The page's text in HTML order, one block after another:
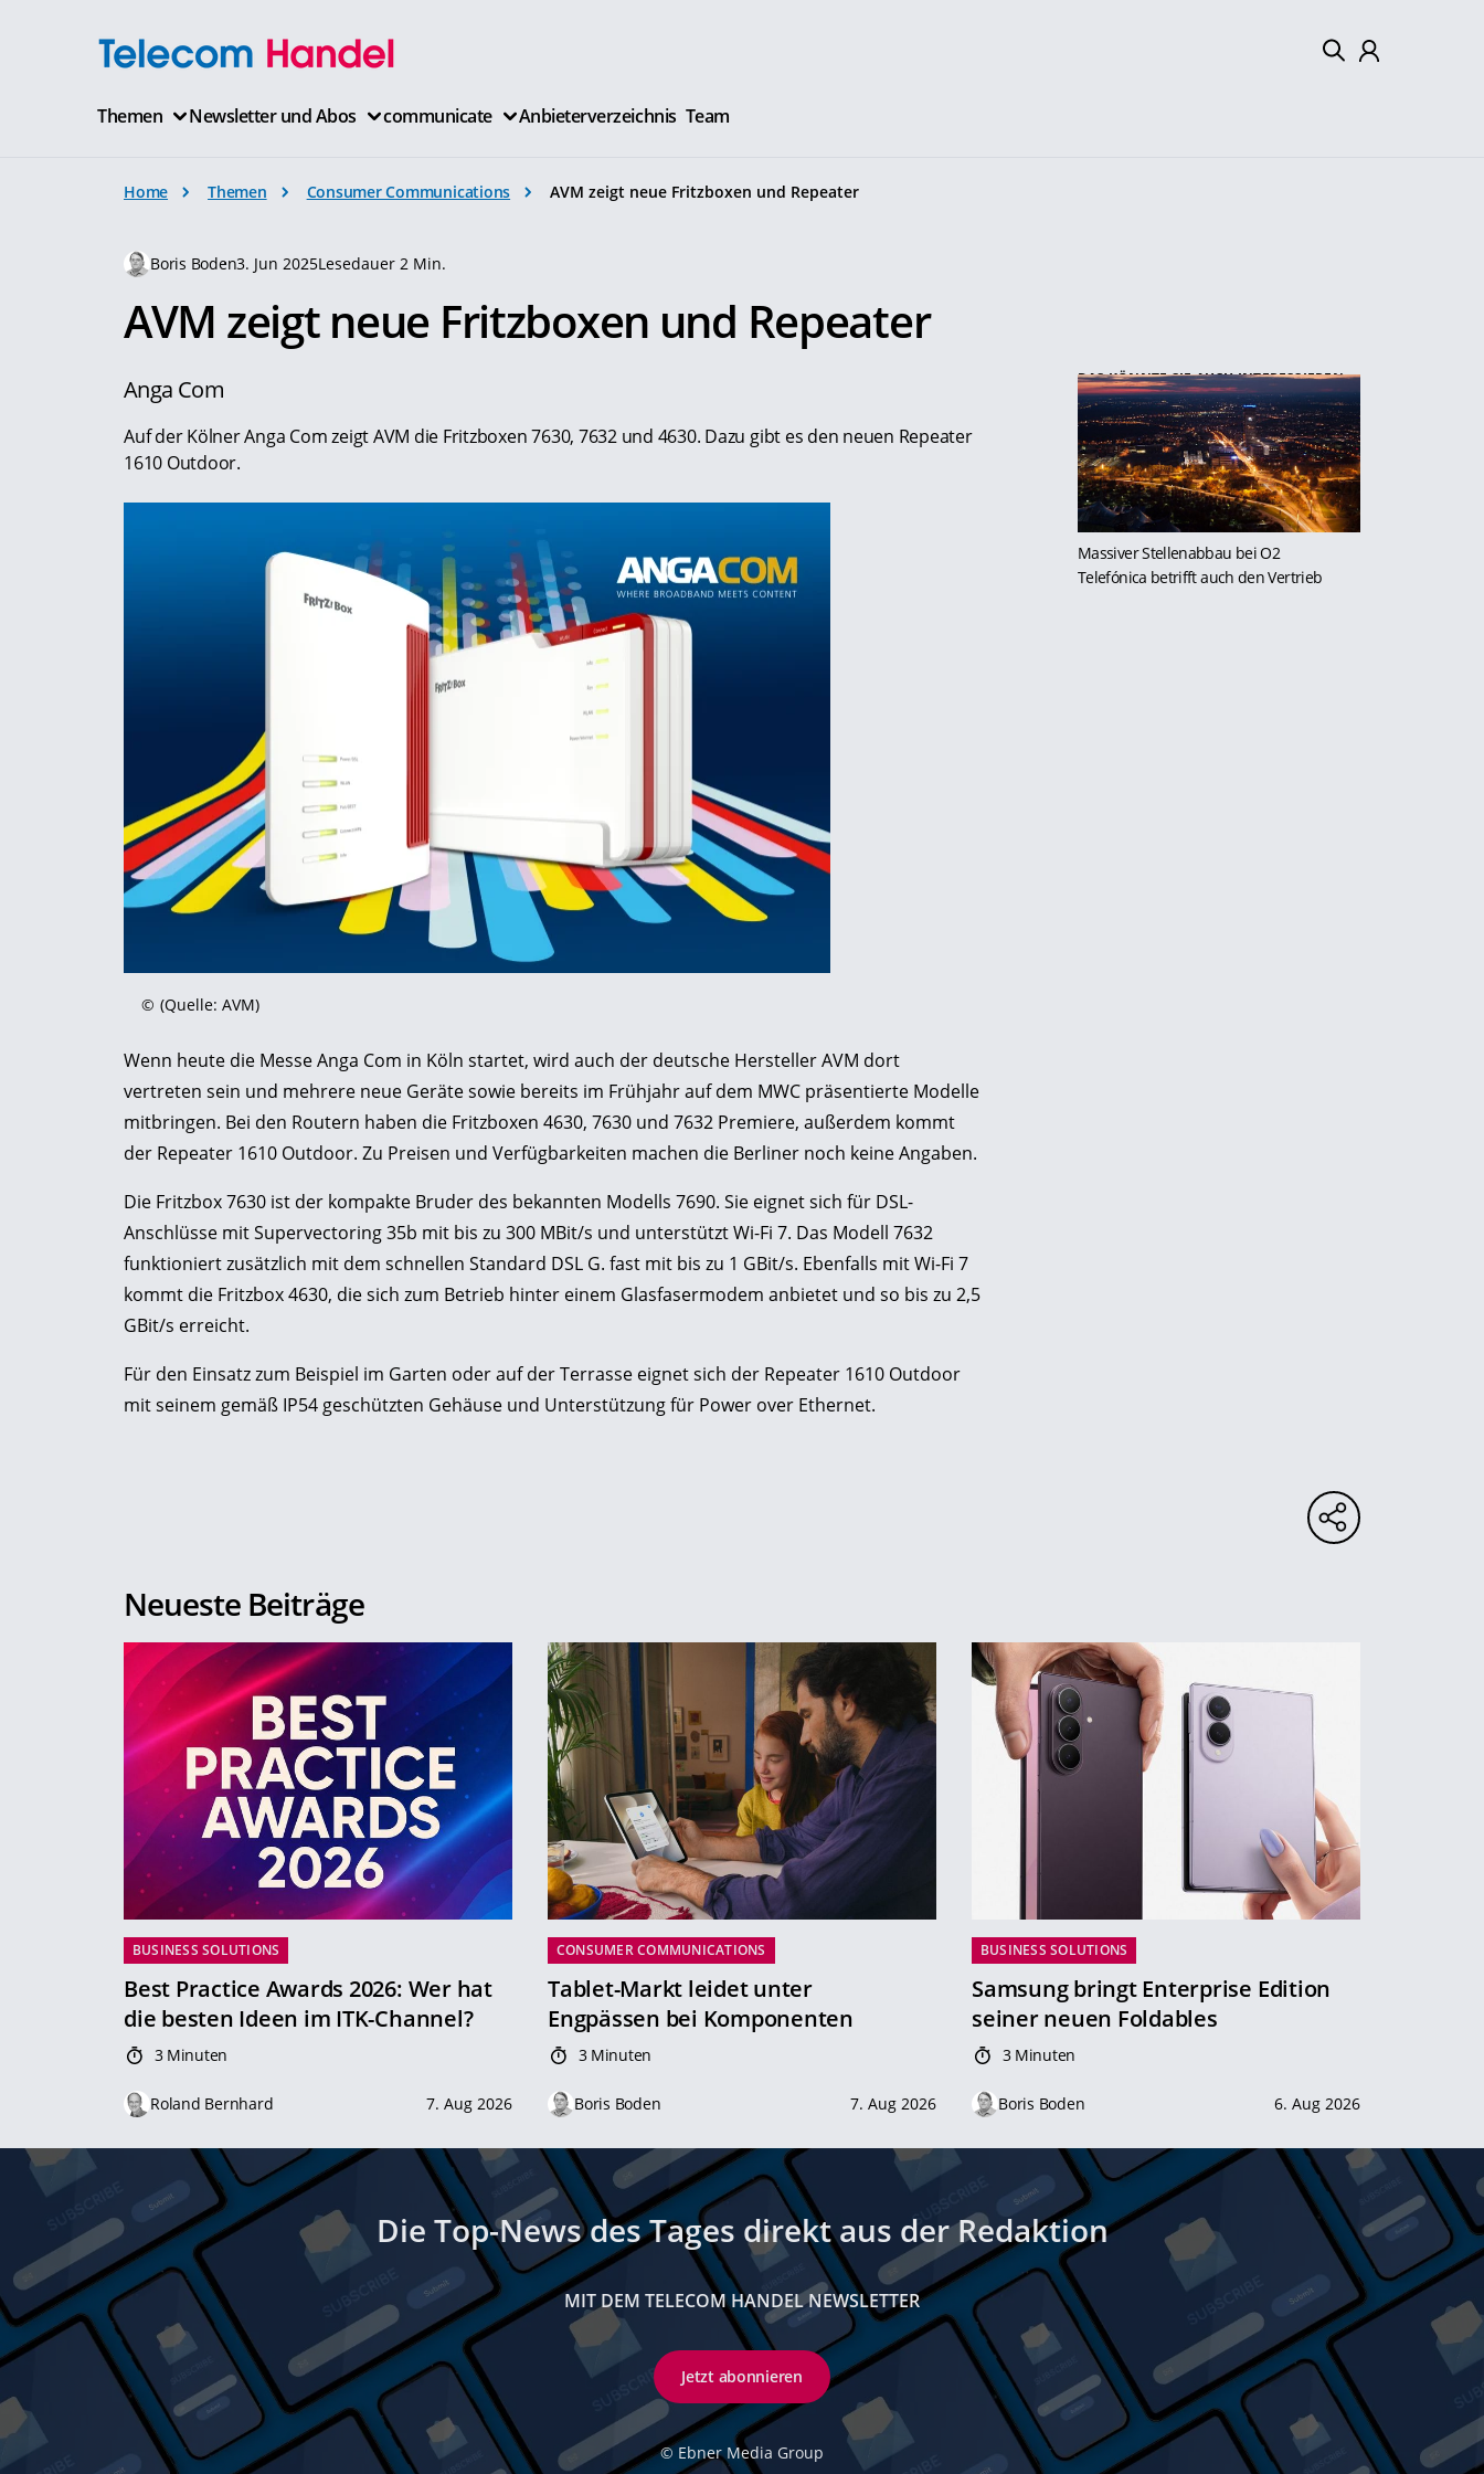
Themen Newsletter und Abos communicate Anbieterverzeichnis Team
Home Themen Consumer Communications AVM zeigt neue Fritzboxen und Repeater
Boris Boden3. Jun 2025Lesedauer 2 Min.
AVM zeigt neue Fritzboxen und Repeater
Anga Com
Auf der Kölner Anga Com zeigt AVM die Fritzboxen 7630, 7632 und 4630. Dazu gibt es den neuen Repeater
1610 Outdoor.
© (Quelle: AVM)
Wenn heute die Messe Anga Com in Köln startet, wird auch der deutsche Hersteller AVM dort
vertreten sein und mehrere neue Geräte sowie bereits im Frühjahr auf dem MWC präsentierte Modelle
mitbringen. Bei den Routern haben die Fritzboxen 4630, 7630 und 7632 Premiere, außerdem kommt
der Repeater 1610 Outdoor. Zu Preisen und Verfügbarkeiten machen die Berliner noch keine Angaben.
Die Fritzbox 7630 ist der kompakte Bruder des bekannten Modells 7690. Sie eignet sich für DSL-
Anschlüsse mit Supervectoring 35b mit bis zu 300 MBit/s und unterstützt Wi-Fi 7. Das Modell 7632
funktioniert zusätzlich mit dem schnellen Standard DSL G. fast mit bis zu 1 GBit/s. Ebenfalls mit Wi-Fi 7
kommt die Fritzbox 4630, die sich zum Betrieb hinter einem Glasfasermodem anbietet und so bis zu 2,5
GBit/s erreicht.
Für den Einsatz zum Beispiel im Garten oder auf der Terrasse eignet sich der Repeater 1610 Outdoor
mit seinem gemäß IP54 geschützten Gehäuse und Unterstützung für Power over Ethernet.
DAS KÖNNTE SIE AUCH INTERESSIEREN:
Massiver Stellenabbau bei O2
Telefónica betrifft auch den Vertrieb
Neueste Beiträge
BUSINESS SOLUTIONS
Best Practice Awards 2026: Wer hat
die besten Ideen im ITK-Channel?
3 Minuten
Roland Bernhard 7. Aug 2026
CONSUMER COMMUNICATIONS
Tablet-Markt leidet unter
Engpässen bei Komponenten
3 Minuten
Boris Boden 7. Aug 2026
BUSINESS SOLUTIONS
Samsung bringt Enterprise Edition
seiner neuen Foldables
3 Minuten
Boris Boden 6. Aug 2026
Die Top-News des Tages direkt aus der Redaktion
MIT DEM TELECOM HANDEL NEWSLETTER
Jetzt abonnieren
© Ebner Media Group